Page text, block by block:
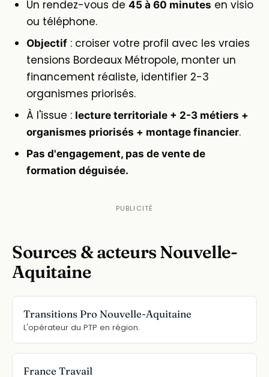
Un rendez-vous de 45 à 60 minutes en visio
ou téléphone.
Objectif : croiser votre profil avec les vraies
tensions Bordeaux Métropole, monter un
financement réaliste, identifier 2-3
organismes priorisés.
À l'issue : lecture territoriale + 2-3 métiers +
organismes priorisés + montage financier.
Pas d'engagement, pas de vente de
formation déguisée.
Sources & acteurs Nouvelle-
Aquitaine
Transitions Pro Nouvelle-Aquitaine
L'opérateur du PTP en région.
France Travail